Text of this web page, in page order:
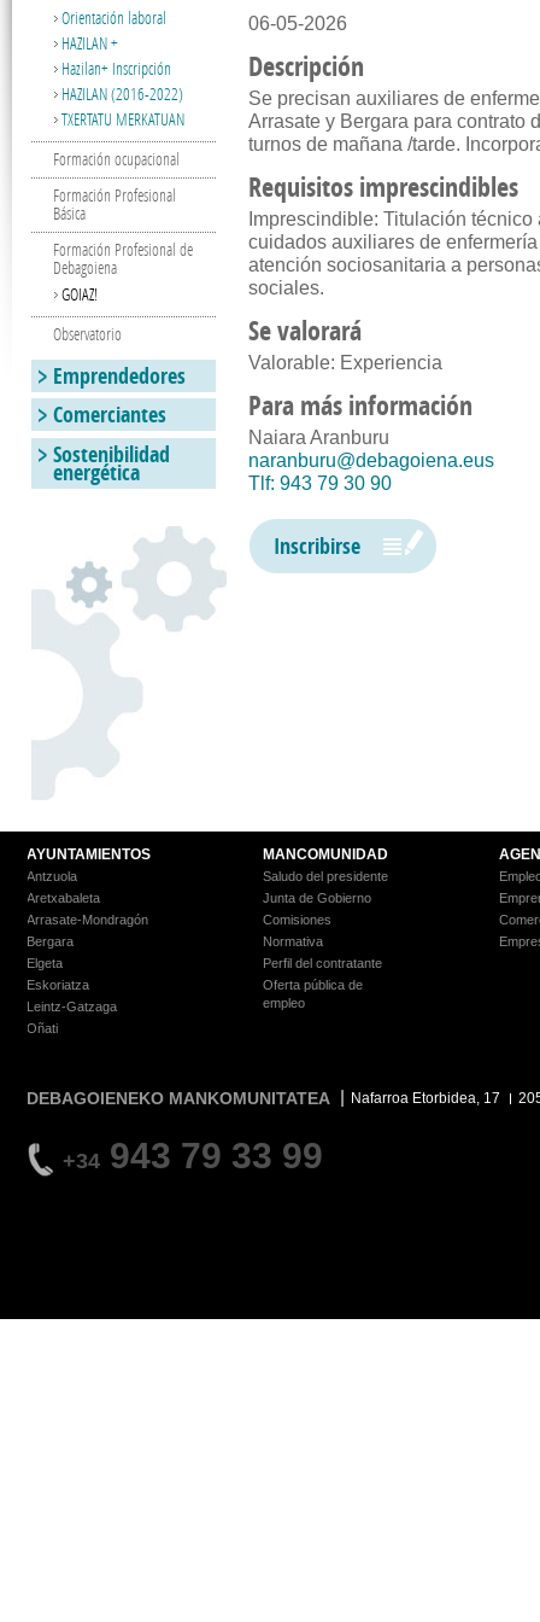
06-05-2026
Descripción
Se precisan auxiliares de
Arrasate y Bergara para contrato
turnos de mañana /tarde.
Requisitos imprescindibles
Imprescindible: Titulación
cuidados auxiliares de
atención sociosanitaria a
sociales.
Se valorará
Valorable: Experiencia
Para más información
Naiara Aranburu
naranburu@debagoiena.eus
Tlf: 943 79 30 90
Inscribirse
Orientación laboral
HAZILAN +
Hazilan+ Inscripción
HAZILAN (2016-2022)
TXERTATU MERKATUAN
Formación ocupacional
Formación Profesional
Básica
Formación Profesional de
Debagoiena
GOIAZ!
Observatorio
Emprendedores
Comerciantes
Sostenibilidad
energética
AYUNTAMIENTOS
Antzuola
Aretxabaleta
Arrasate-Mondragón
Bergara
Elgeta
Eskoriatza
Leintz-Gatzaga
Oñati
MANCOMUNIDAD
Saludo del presidente
Junta de Gobierno
Comisiones
Normativa
Perfil del contratante
Oferta pública de
empleo
DEBAGOIENEKO MANKOMUNITATEA Nafarroa Etorbidea, 17
+34 943 79 33 99